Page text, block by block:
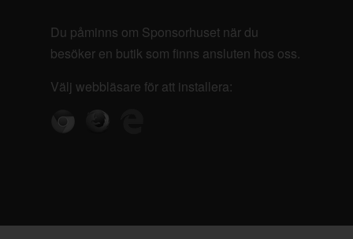
Du påminns om Sponsorhuset när du
besöker en butik som finns ansluten hos oss.
Välj webbläsare för att installera: